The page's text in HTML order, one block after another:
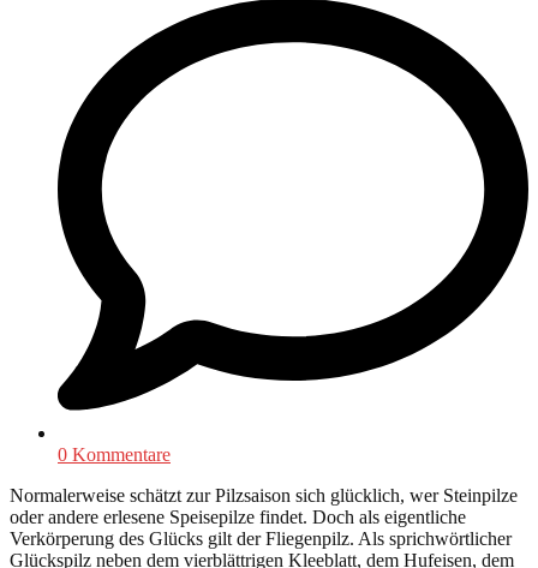
0 Kommentare
Normalerweise schätzt zur Pilzsaison sich glücklich, wer Steinpilze
oder andere erlesene Speisepilze findet. Doch als eigentliche
Verkörperung des Glücks gilt der Fliegenpilz. Als sprichwörtlicher
Glückspilz neben dem vierblättrigen Kleeblatt, dem Hufeisen, dem